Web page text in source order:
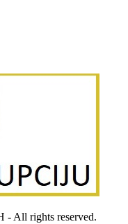
- All rights reserved.